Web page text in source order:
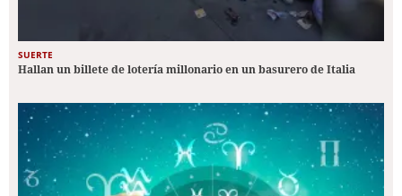
SUERTE
Hallan un billete de lotería millonario en un basurero de Italia